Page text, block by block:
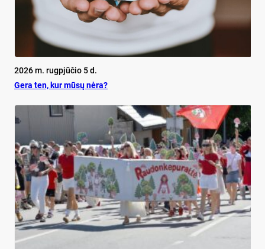
2026 m. rugpjūčio 5 d.
Ge­ra ten, kur mū­sų nė­ra?